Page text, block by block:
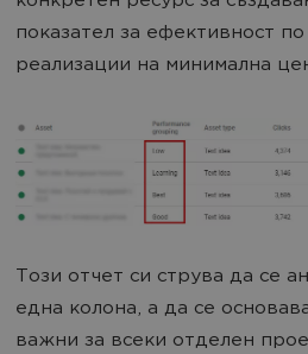
показател за ефективност
реализации на минимална
Този отчет си струва да се
една колона, а да се
важни за всеки отделен